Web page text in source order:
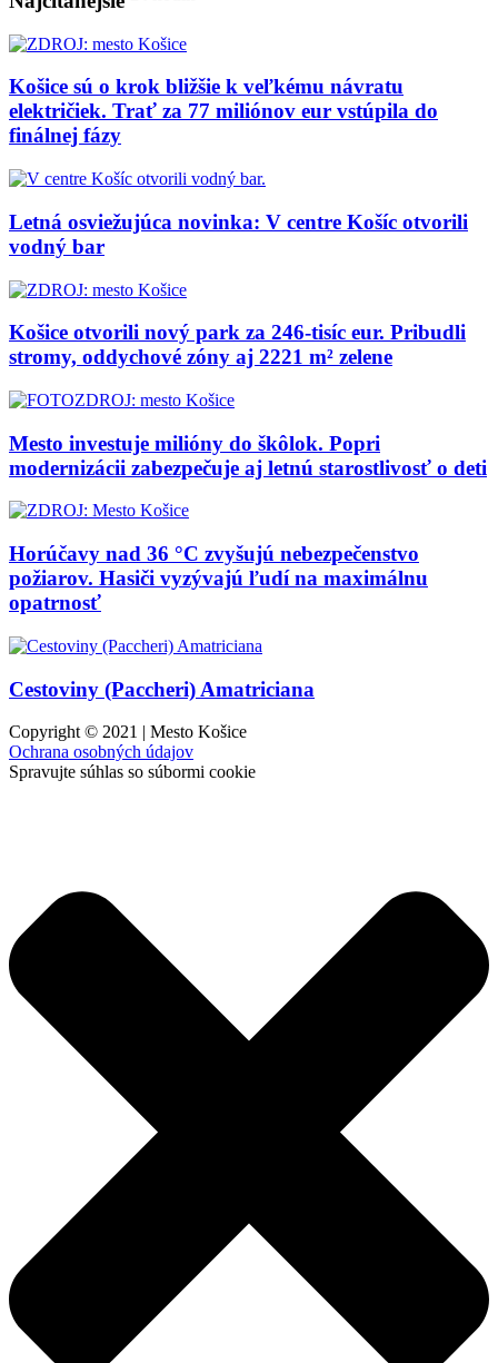
Košice sú o krok bližšie k veľkému návratu
električiek. Trať za 77 miliónov eur vstúpila do
finálnej fázy
Letná osviežujúca novinka: V centre Košíc otvorili
vodný bar
Košice otvorili nový park za 246-tisíc eur. Pribudli
stromy, oddychové zóny aj 2221 m² zelene
Mesto investuje milióny do škôlok. Popri
modernizácii zabezpečuje aj letnú starostlivosť o deti
Horúčavy nad 36 °C zvyšujú nebezpečenstvo
požiarov. Hasiči vyzývajú ľudí na maximálnu
opatrnosť
Cestoviny (Paccheri) Amatriciana
Copyright © 2021 | Mesto Košice
Ochrana osobných údajov
Spravujte súhlas so súbormi cookie